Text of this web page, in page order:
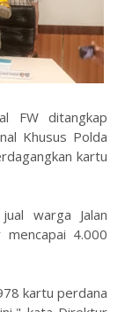
FW ditangkap
Khusus Polda
kartu
warga Jalan
mencapai 4.000
kartu perdana